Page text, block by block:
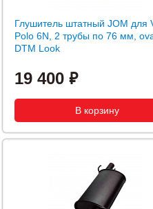
Глушитель штатный JOM для
Polo 6N, 2 трубы по 76 мм,
DTM Look
19 400